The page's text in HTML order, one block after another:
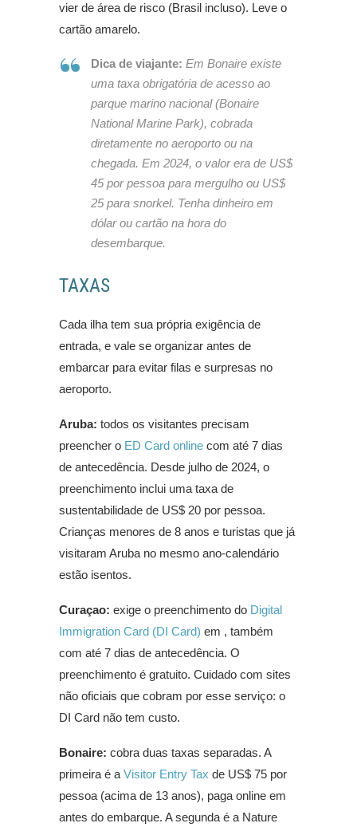
vier de área de risco (Brasil incluso). Leve o
cartão amarelo.
Dica de viajante: Em Bonaire existe
uma taxa obrigatória de acesso ao
parque marino nacional (Bonaire
National Marine Park), cobrada
diretamente no aeroporto ou na
chegada. Em 2024, o valor era de US$
45 por pessoa para mergulho ou US$
25 para snorkel. Tenha dinheiro em
dólar ou cartão na hora do
desembarque.
TAXAS
Cada ilha tem sua própria exigência de
entrada, e vale se organizar antes de
embarcar para evitar filas e surpresas no
aeroporto.
Aruba: todos os visitantes precisam
preencher o ED Card online com até 7 dias
de antecedência. Desde julho de 2024, o
preenchimento inclui uma taxa de
sustentabilidade de US$ 20 por pessoa.
Crianças menores de 8 anos e turistas que já
visitaram Aruba no mesmo ano-calendário
estão isentos.
Curaçao: exige o preenchimento do Digital
Immigration Card (DI Card) em , também
com até 7 dias de antecedência. O
preenchimento é gratuito. Cuidado com sites
não oficiais que cobram por esse serviço: o
DI Card não tem custo.
Bonaire: cobra duas taxas separadas. A
primeira é a Visitor Entry Tax de US$ 75 por
pessoa (acima de 13 anos), paga online em
antes do embarque. A segunda é a Nature